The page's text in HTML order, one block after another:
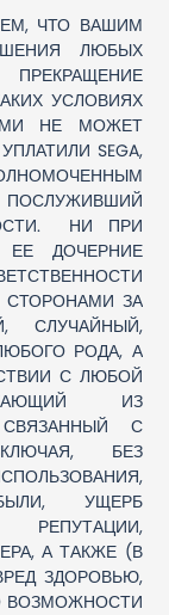
ЧТО ВАШИМ
ЛЮБЫХ
УСЛОВИЯХ
НЕ МОЖЕТ
SEGA,
НИ ПРИ
ЕЕ ДОЧЕРНИЕ
ЗА
СЛУЧАЙНЫЙ,
РОДА, А
С ЛЮБОЙ
ИЗ
С
БЕЗ
УЩЕРБ
А ТАКЖЕ (В
ЗДОРОВЬЮ,
ВОЗМОЖНОСТИ